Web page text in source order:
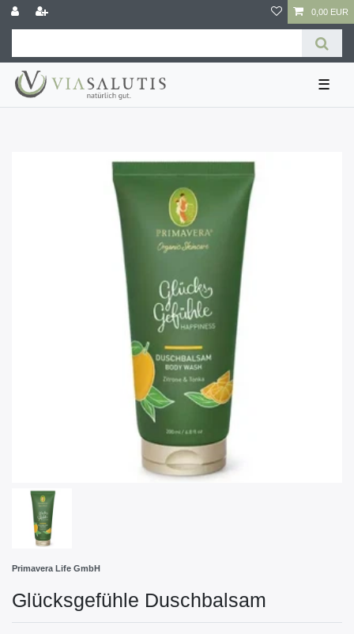
0,00 EUR
☰
Primavera Life GmbH
Glücksgefühle Duschbalsam